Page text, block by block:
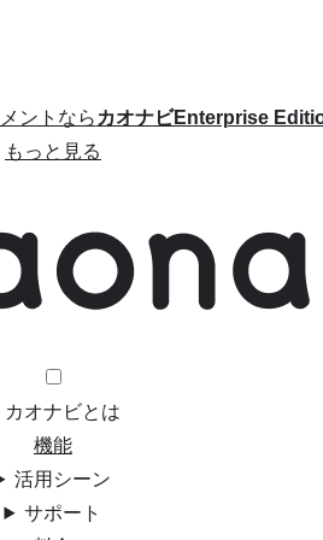
ントならカオナビEnterprise
もっと見る
カオナビとは
機能
活用シーン
サポート